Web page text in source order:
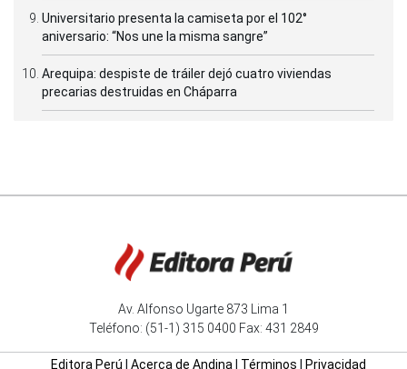
Universitario presenta la camiseta por el 102°
aniversario: “Nos une la misma sangre”
Arequipa: despiste de tráiler dejó cuatro viviendas
precarias destruidas en Cháparra
Av. Alfonso Ugarte 873 Lima 1
Teléfono: (51-1) 315 0400 Fax: 431 2849
Editora Perú Acerca de Andina Términos Privacidad